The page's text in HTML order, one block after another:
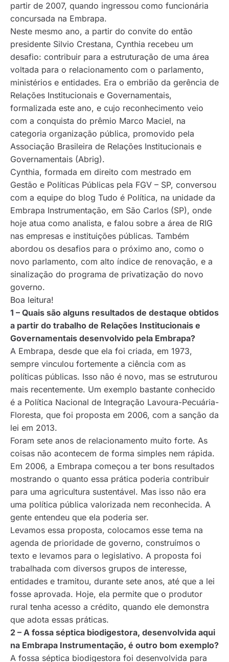
partir de 2007, quando ingressou como funcionária
concursada na Embrapa.
Neste mesmo ano, a partir do convite do então
presidente Silvio Crestana, Cynthia recebeu um
desafio: contribuir para a estruturação de uma área
voltada para o relacionamento com o parlamento,
ministérios e entidades. Era o embrião da gerência de
Relações Institucionais e Governamentais,
formalizada este ano, e cujo reconhecimento veio
com a conquista do prêmio Marco Maciel, na
categoria organização pública, promovido pela
Associação Brasileira de Relações Institucionais e
Governamentais (Abrig).
Cynthia, formada em direito com mestrado em
Gestão e Políticas Públicas pela FGV – SP, conversou
com a equipe do blog Tudo é Política, na unidade da
Embrapa Instrumentação, em São Carlos (SP), onde
hoje atua como analista, e falou sobre a área de RIG
nas empresas e instituições públicas. Também
abordou os desafios para o próximo ano, como o
novo parlamento, com alto índice de renovação, e a
sinalização do programa de privatização do novo
governo.
Boa leitura!
1 – Quais são alguns resultados de destaque obtidos
a partir do trabalho de Relações Institucionais e
Governamentais desenvolvido pela Embrapa?
A Embrapa, desde que ela foi criada, em 1973,
sempre vinculou fortemente a ciência com as
políticas públicas. Isso não é novo, mas se estruturou
mais recentemente. Um exemplo bastante conhecido
é a Política Nacional de Integração Lavoura-Pecuária-
Floresta, que foi proposta em 2006, com a sanção da
lei em 2013.
Foram sete anos de relacionamento muito forte. As
coisas não acontecem de forma simples nem rápida.
Em 2006, a Embrapa começou a ter bons resultados
mostrando o quanto essa prática poderia contribuir
para uma agricultura sustentável. Mas isso não era
uma política pública valorizada nem reconhecida. A
gente entendeu que ela poderia ser.
Levamos essa proposta, colocamos esse tema na
agenda de prioridade de governo, construímos o
texto e levamos para o legislativo. A proposta foi
trabalhada com diversos grupos de interesse,
entidades e tramitou, durante sete anos, até que a lei
fosse aprovada. Hoje, ela permite que o produtor
rural tenha acesso a crédito, quando ele demonstra
que adota essas práticas.
2 – A fossa séptica biodigestora, desenvolvida aqui
na Embrapa Instrumentação, é outro bom exemplo?
A fossa séptica biodigestora foi desenvolvida para